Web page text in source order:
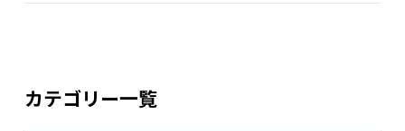
カテゴリー一覧